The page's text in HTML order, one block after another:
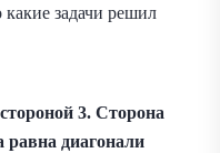
задачи решил
3. Сторона
равна диагонали